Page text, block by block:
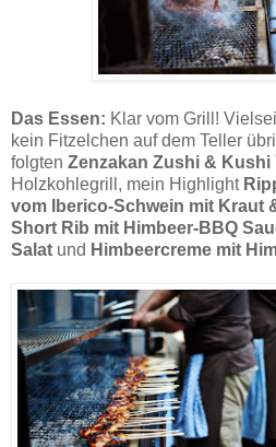
Das Essen: Klar vom Grill!
kein Fitzelchen auf dem Teller
folgten Zenzakan Zushi & Kushi
Holzkohlegrill, mein Highlight
vom Iberico-Schwein mit Kraut
Short Rib mit Himbeer-BBQ
Salat und Himbeercreme mit